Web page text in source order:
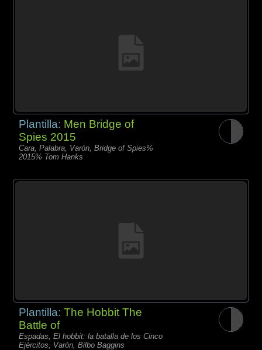
Plantilla: Men Bridge of
Spies 2015
Cara, Palabra, Varón, Bridge of Spies%
2015% Tom Hanks
Plantilla:The Hobbit The
Battle of
Espadas, El hobbit: la batalla de los Cinco
Ejércitos, Varón, Bilbo Baggins